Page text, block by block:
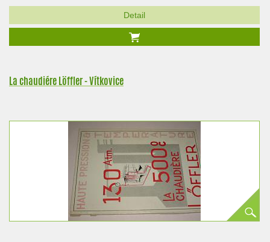
Detail
La chaudiére Löffler - Vítkovice